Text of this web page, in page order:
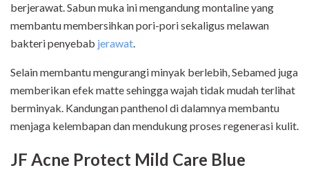
berjerawat. Sabun muka ini mengandung montaline yang
membantu membersihkan pori-pori sekaligus melawan
bakteri penyebab jerawat
Selain membantu mengurangi minyak berlebih, Sebamed juga
memberikan efek matte sehingga wajah tidak mudah terlihat
berminyak. Kandungan panthenol di dalamnya membantu
menjaga kelembapan dan mendukung proses regenerasi kulit.
JF Acne Protect Mild Care Blue